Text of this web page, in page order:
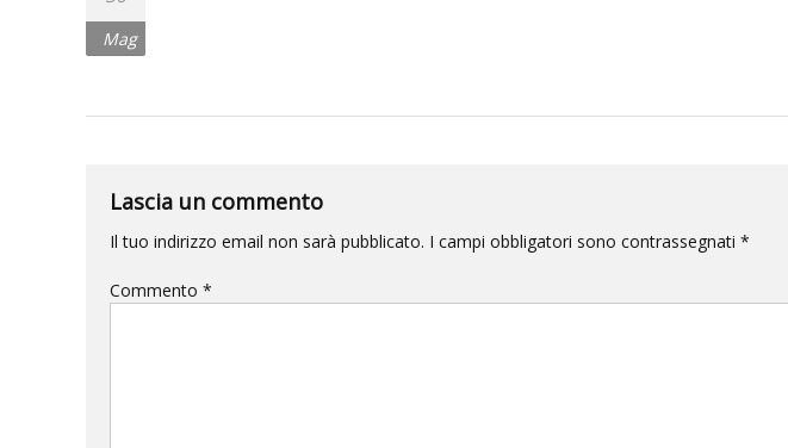
l’impatto
Mag
Lascia un commento
Il tuo indirizzo email non sarà pubblicato. I campi obbligatori sono contrassegnati *
Commento *